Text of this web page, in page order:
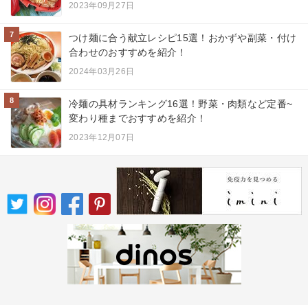
2023年09月27日
7
つけ麺に合う献立レシピ15選！おかずや副菜・付け
合わせのおすすめを紹介！
2024年03月26日
8
冷麺の具材ランキング16選！野菜・肉類など定番~
変わり種までおすすめを紹介！
2023年12月07日